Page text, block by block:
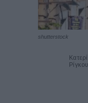
shutterstock
Ρίγκου